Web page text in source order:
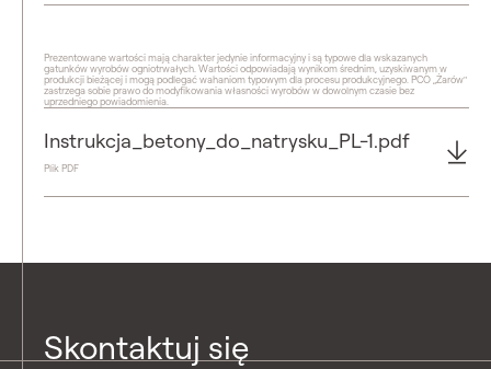
Prezentowane wartości mają charakter jedynie informacyjny i są typowe dla wskazanych
gatunków wyrobów ogniotrwałych. Wartości odpowiadają wynikom średnim, uzyskiwanym w
produkcji bieżącej i mogą podlegać wahaniom typowym dla procesu produkcyjnego. PCO „Żarów"
zastrzega sobie prawo do modyfikowania własności wyrobów w dowolnym czasie bez
uprzedniego powiadomienia.
Instrukcja_betony_do_natrysku_PL-1.pdf
Plik PDF
Skontaktuj się